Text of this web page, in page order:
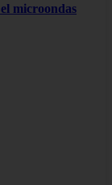
microondas